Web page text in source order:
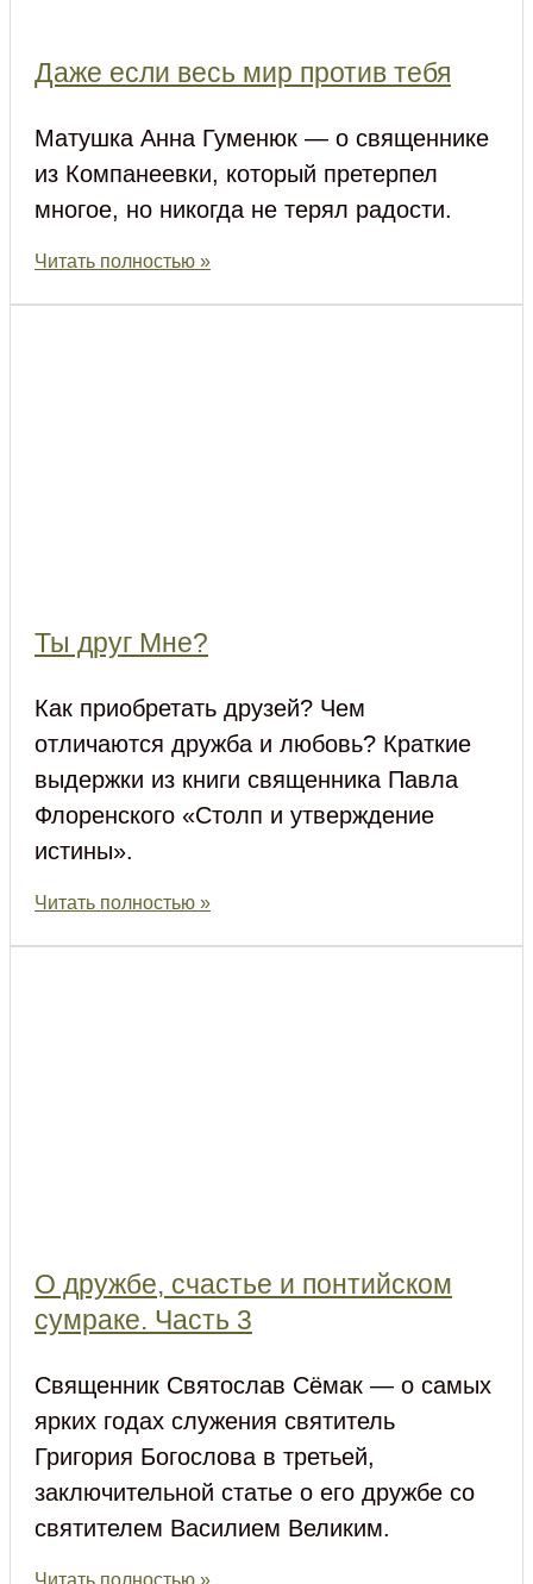
Даже если весь мир против тебя
Матушка Анна Гуменюк — о священнике
из Компанеевки, который претерпел
многое, но никогда не терял радости.
Читать полностью »
Ты друг Мне?
Как приобретать друзей? Чем
отличаются дружба и любовь? Краткие
выдержки из книги священника Павла
Флоренского «Столп и утверждение
истины».
Читать полностью »
О дружбе, счастье и понтийском
сумраке. Часть 3
Священник Святослав Сёмак — о самых
ярких годах служения святитель
Григория Богослова в третьей,
заключительной статье о его дружбе со
святителем Василием Великим.
Читать полностью »